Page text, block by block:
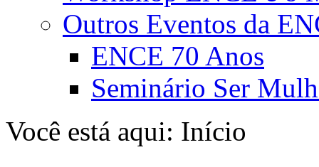
Outros Eventos da
ENCE 70 Anos
Seminário Ser
Você está aqui: Início